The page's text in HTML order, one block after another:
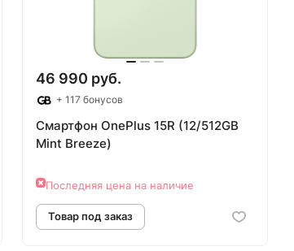
46 990 руб.
+ 117 бонусов
Смартфон OnePlus 15R (12/512GB
Mint Breeze)
Последняя цена на наличие